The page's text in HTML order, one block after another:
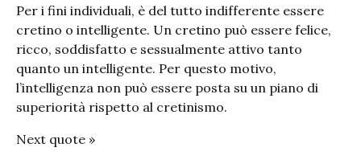
Per i fini individuali, è del tutto indifferente essere
cretino o intelligente. Un cretino può essere felice,
ricco, soddisfatto e sessualmente attivo tanto
quanto un intelligente. Per questo motivo,
l’intelligenza non può essere posta su un piano di
superiorità rispetto al cretinismo.
Next quote »